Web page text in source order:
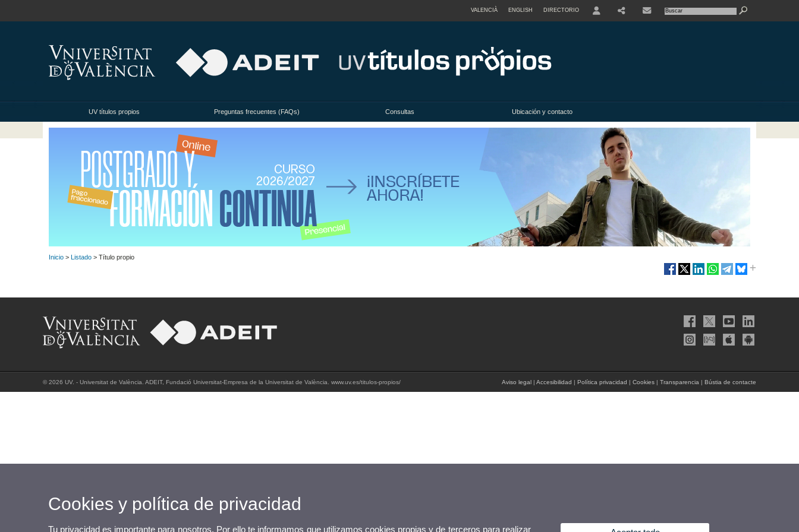
VALENCIÀ ENGLISH DIRECTORIO
UV títulos propios Preguntas frecuentes (FAQs) Consultas Ubicación y contacto
Inicio > Listado > Título propio
© 2026 UV. - Universitat de València. ADEIT, Fundació Universitat-Empresa de la Universitat de València. www.uv.es/titulos-propios/ Aviso legal | Accesibilidad | Política privacidad | Cookies | Transparencia | Bústia de contacte
Cookies y política de privacidad
Tu privacidad es importante para nosotros. Por ello te informamos que utilizamos cookies propias y de terceros para realizar